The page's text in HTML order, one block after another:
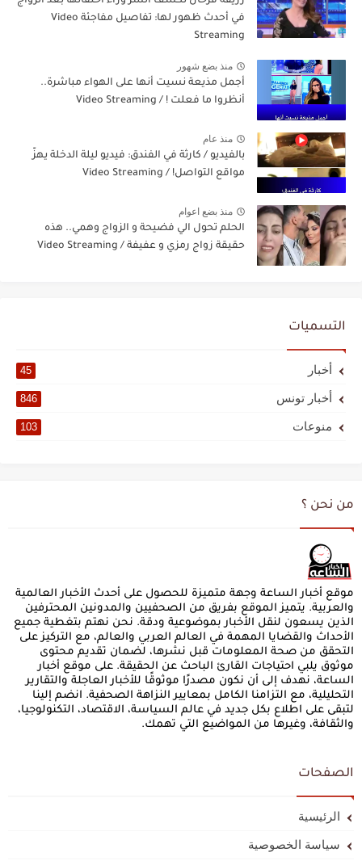
في أحدث ظهور لها: تفاصيل مفاجئة Video
Streaming
منذ بضع شهور
أجمل مذيعة نسيت أنها على الهواء مباشرة..
أنظروا ما فعلت ! / Video Streaming
منذ عام
بالفيديو / كارثة في الفندق: فيديو ليلة الدخلة يهزّ
مواقع التواصل! / Video Streaming
منذ بضع اعوام
الحلم تحول الي فضيحة و الزواج وهمي.. هذه
حقيقة زواج رمزي و عفيفة / Video Streaming
التسميات
أخبار 45
أخبار تونس 846
منوعات 103
من نحن ؟
موقع أخبار الساعة وجهة متميزة للحصول على أحدث الأخبار العالمية
والعربية. يتميز الموقع بفريق من الصحفيين والمدونين المحترفين
الذين يسعون لنقل الأخبار بموضوعية ودقة. نحن نهتم بتغطية جميع
الأحداث والقضايا المهمة في العالم العربي والعالم، مع التركيز على
التحقق من صحة المعلومات قبل نشرها، لضمان تقديم محتوى
موثوق يلبي احتياجات القارئ الباحث عن الحقيقة. على موقع أخبار
الساعة، نهدف إلى أن نكون مصدرًا موثوقًا للأخبار العاجلة والتقارير
التحليلية، مع التزامنا الكامل بمعايير النزاهة الصحفية. انضم إلينا
لتبقى على اطلاع بكل جديد في عالم السياسة، الاقتصاد، التكنولوجيا،
والثقافة، وغيرها من المواضيع التي تهمك.
الصفحات
الرئيسية
سياسة الخصوصية